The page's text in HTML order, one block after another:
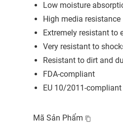
Low moisture
High media resistance
Extremely resistant to
Very resistant to
Resistant to dirt and
FDA-compliant
EU 10/2011-compliant
Mã Sản Phẩm